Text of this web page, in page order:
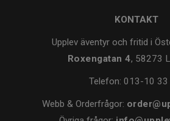
KONTAKT
Upplev äventyr och fritid i
Roxengatan 4, 58273
Telefon: 013-10 33
Webb & Orderfrågor: